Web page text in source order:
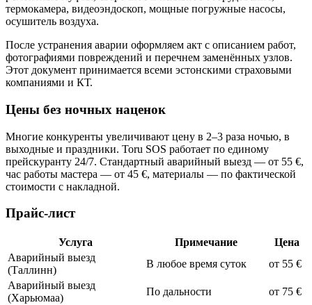
термокамера, видеоэндоскоп, мощные погружные насосы,
осушитель воздуха.
После устранения аварии оформляем акт с описанием работ,
фотографиями повреждений и перечнем заменённых узлов.
Этот документ принимается всеми эстонскими страховыми
компаниями и КТ.
Цены без ночных наценок
Многие конкуренты увеличивают цену в 2–3 раза ночью, в
выходные и праздники. Toru SOS работает по единому
прейскуранту 24/7. Стандартный аварийный выезд — от 55 €,
час работы мастера — от 45 €, материалы — по фактической
стоимости с накладной.
Прайс-лист
Услуга Примечание
Цена
Аварийный выезд
(Таллинн)
В любое время суток
от 55 €
Аварийный выезд
(Харьюмаа)
По дальности
от 75 €